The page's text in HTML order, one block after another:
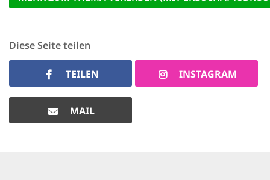
Diese Seite teilen
TEILEN INSTAGRAM
MAIL